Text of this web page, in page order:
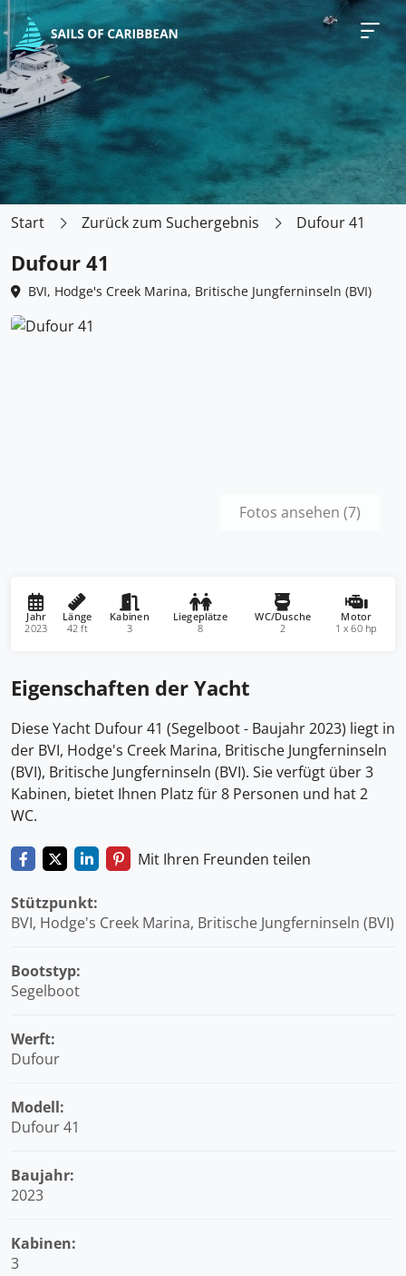
Start Zurück zum Suchergebnis Dufour 41
Dufour 41
BVI, Hodge's Creek Marina, Britische Jungferninseln (BVI)
Fotos ansehen (7)
Jahr
2023
Länge
42 ft
Kabinen
3
Liegeplätze
8
WC/Dusche
2
Motor
1 x 60 hp
Eigenschaften der Yacht
Diese Yacht Dufour 41 (Segelboot - Baujahr 2023) liegt in
der BVI, Hodge's Creek Marina, Britische Jungferninseln
(BVI), Britische Jungferninseln (BVI). Sie verfügt über 3
Kabinen, bietet Ihnen Platz für 8 Personen und hat 2
WC.
Mit Ihren Freunden teilen
Stützpunkt:
BVI, Hodge's Creek Marina, Britische Jungferninseln (BVI)
Bootstyp:
Segelboot
Werft:
Dufour
Modell:
Dufour 41
Baujahr:
2023
Kabinen:
3